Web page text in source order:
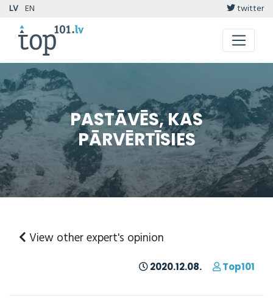
LV EN twitter
PASTĀVĒS, KAS
PĀRVĒRTĪSIES
View other expert's opinion
2020.12.08. Top101